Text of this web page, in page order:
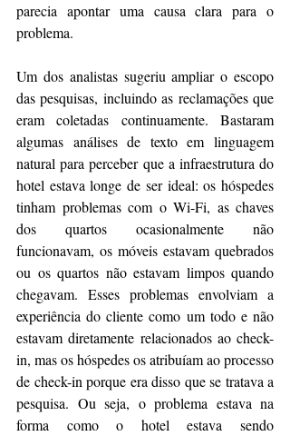
parecia apontar uma causa clara para o
problema.
Um dos analistas sugeriu ampliar o escopo
das pesquisas, incluindo as reclamações que
eram coletadas continuamente. Bastaram
algumas análises de texto em linguagem
natural para perceber que a infraestrutura do
hotel estava longe de ser ideal: os hóspedes
tinham problemas com o Wi-Fi, as chaves
dos quartos ocasionalmente não
funcionavam, os móveis estavam quebrados
ou os quartos não estavam limpos quando
chegavam. Esses problemas envolviam a
experiência do cliente como um todo e não
estavam diretamente relacionados ao check-
in, mas os hóspedes os atribuíam ao processo
de check-in porque era disso que se tratava a
pesquisa. Ou seja, o problema estava na
forma como o hotel estava sendo